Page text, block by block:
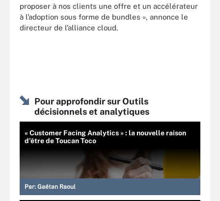
proposer à nos clients une offre et un accélérateur
à l’adoption sous forme de bundles », annonce le
directeur de l’alliance cloud.
Pour approfondir sur Outils
décisionnels et analytiques
« Customer Facing Analytics » : la nouvelle raison
d’être de Toucan Toco
Par: Gaétan Raoul